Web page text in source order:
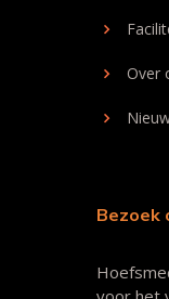
Over
Bezoek